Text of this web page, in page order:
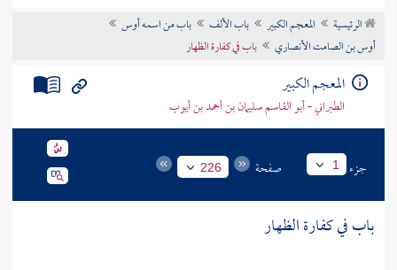
تراجم الأعلام
الرئيسية المعجم الكبير باب الألف
باب من اسمه أوس
أوس بن الصامت الأنصاري
باب في كفارة الظهار
المعجم الكبير
الطبراني - أبو القاسم سليمان بن أحمد بن أيوب
جزء 1 صفحة 226
باب في كفارة الظهار